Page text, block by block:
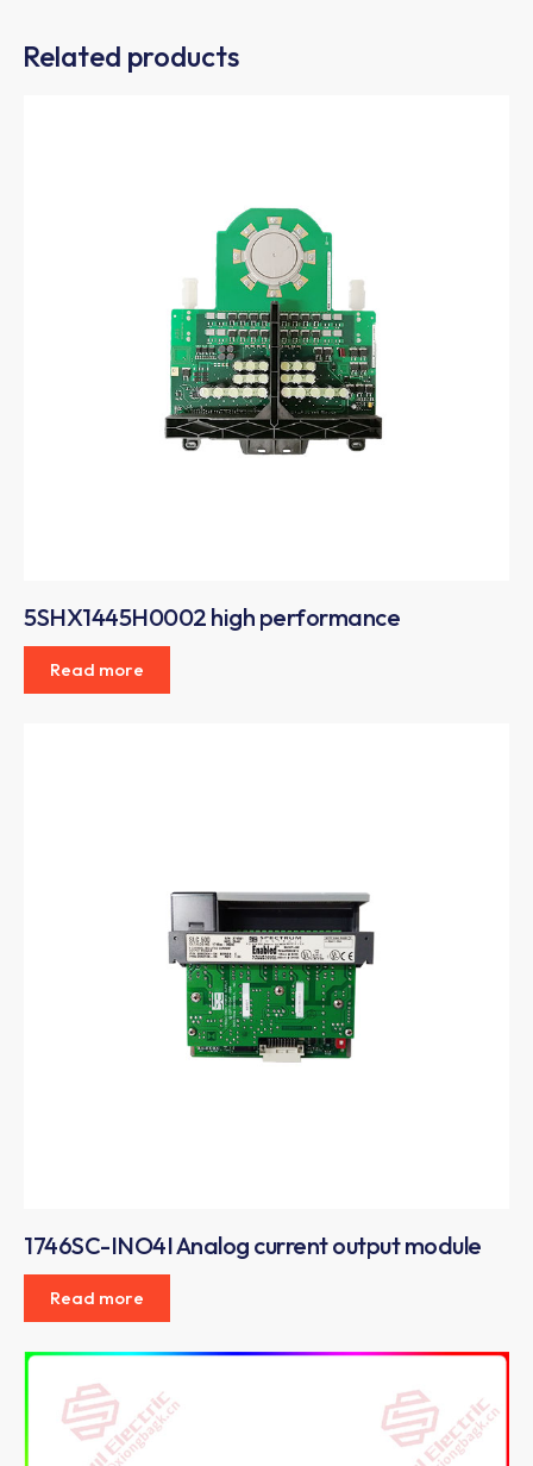
Related products
5SHX1445H0002 high performance
Read more
1746SC-INO4I Analog current output module
Read more